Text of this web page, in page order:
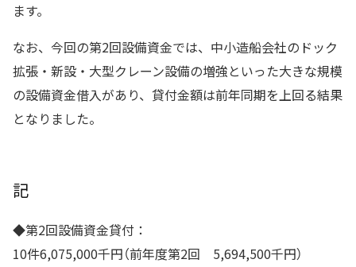
ます。
なお、今回の第2回設備資金では、中小造船会社のドック
拡張・新設・大型クレーン設備の増強といった大きな規模
の設備資金借入があり、貸付金額は前年同期を上回る結果
となりました。
記
◆第2回設備資金貸付：
10件6,075,000千円（前年度第2回 5,694,500千円）